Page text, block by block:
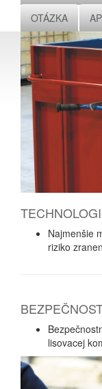
OTÁZKA
Najmenšie
riziko
lisovacej